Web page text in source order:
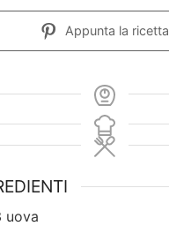
Appunta la ricetta
uova